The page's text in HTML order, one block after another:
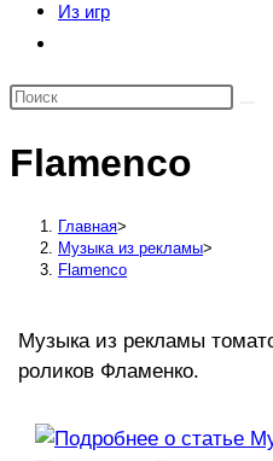
Из игр
по
сайту
Flamenco
Главная>
Музыка из рекламы>
Flamenco
Музыка из рекламы
роликов Фламенко.